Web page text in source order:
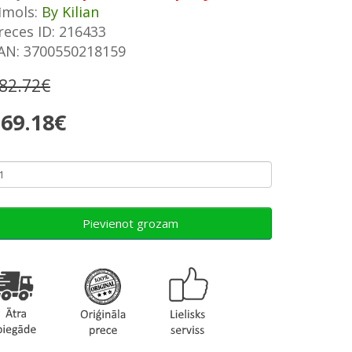
By Kilian
ID: 216433
3700550218159
Pievienot grozam